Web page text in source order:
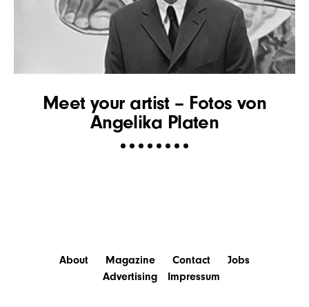
Meet your artist – Fotos von
Angelika Platen
About Magazine Contact
Jobs
Advertising
Impressum